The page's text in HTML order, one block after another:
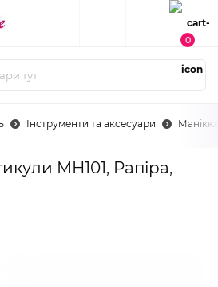
0
Інструменти та аксесуари
МН101, Рапіра,